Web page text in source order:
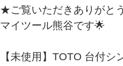
★ご覧いただきありがと
マイツール熊谷です🌟
【未使用】TOTO 台付